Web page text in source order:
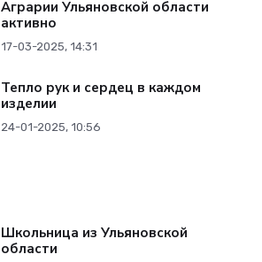
Аграрии Ульяновской области
активно
17-03-2025, 14:31
Тепло рук и сердец в каждом
изделии
24-01-2025, 10:56
Школьница из Ульяновской
области